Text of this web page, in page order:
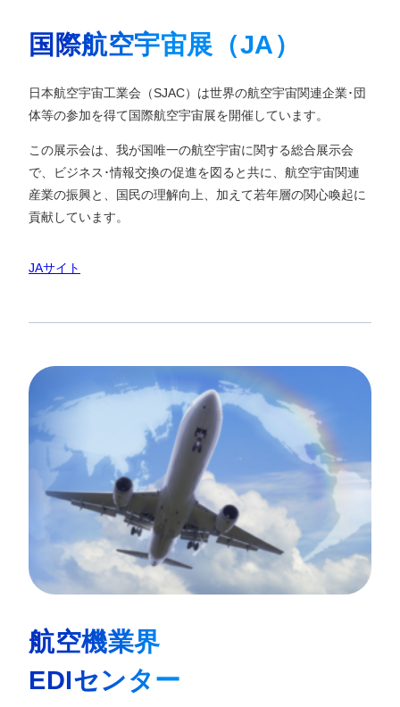
国際航空宇宙展（JA）
日本航空宇宙工業会（SJAC）は世界の航空宇宙関連企業･団
体等の参加を得て国際航空宇宙展を開催しています。
この展示会は、我が国唯一の航空宇宙に関する総合展示会
で、ビジネス･情報交換の促進を図ると共に、航空宇宙関連
産業の振興と、国民の理解向上、加えて若年層の関心喚起に
貢献しています。
JAサイト
航空機業界
EDIセンター